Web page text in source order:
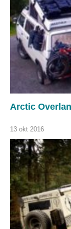
Arctic
13 okt 2016